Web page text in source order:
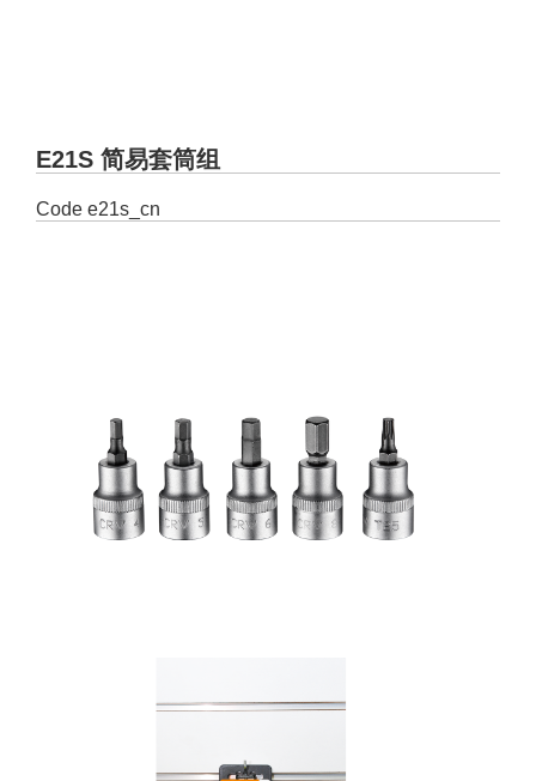
E21S 简易套筒组
Code e21s_cn